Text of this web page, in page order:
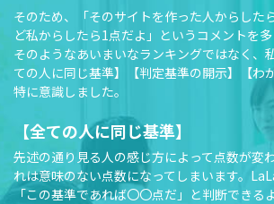
そのため、「そのサイトを作った人からした
ど私からしたら1点だよ」というコメントを多
そのようなあいまいなランキングではなく、
ての人に同じ基準】【判定基準の開示】【わ
特に意識しました。
【全ての人に同じ基準】
先述の通り見る人の感じ方によって点数が変
れは意味のない点数になってしまいます。
「この基準であれば〇〇点だ」と判断できる